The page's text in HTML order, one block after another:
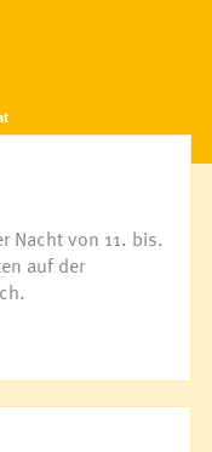
Nacht von 11. bis.
auf der